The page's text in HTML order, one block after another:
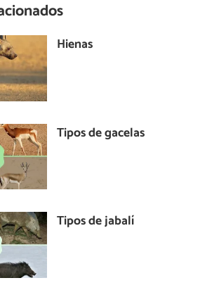
Hienas
Tipos de gacelas
Tipos de jabalí